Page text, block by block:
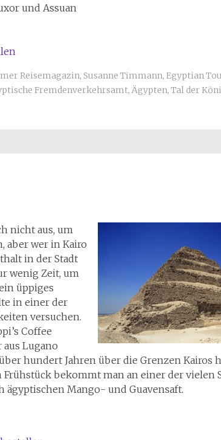
und Assuan
Reisemagazin, Susanne Timmann, Egyptian
Fremdenverkehrsamt,Ägypten, Tal der
nicht aus, um
aber wer in Kairo
in der Stadt
wenig Zeit, um
üppiges
in einer der
versuchen.
Coffee
aus Lugano
hundert Jahren über die Grenzen Kairos
bekommt man an einer der vielen
ägyptischen Mango- und Guavensaft.